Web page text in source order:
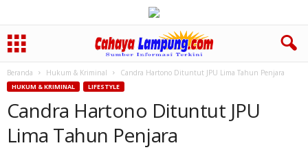
Beranda Hukum & Kriminal Candra Hartono Dituntut JPU Lima Tahun Penjara
HUKUM & KRIMINAL LIFESTYLE
Candra Hartono Dituntut JPU
Lima Tahun Penjara